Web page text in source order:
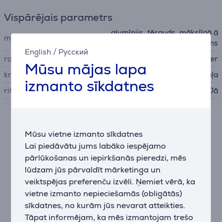
English / Русский
Mūsu mājas lapa
izmanto sīkdatnes
Mūsu vietne izmanto sīkdatnes
Lai piedāvātu jums labāko iespējamo
pārlūkošanas un iepirkšanās pieredzi, mēs
lūdzam jūs pārvaldīt mārketinga un
veiktspējas preferenču izvēli. Ņemiet vērā, ka
vietne izmanto nepieciešamās (obligātās)
sīkdatnes, no kurām jūs nevarat atteikties.
Tāpat informējam, ka mēs izmantojam trešo
Vispārējais parametrs
materiāls
alumīnijs, tērauds, mākslīgā ā
da, audums
ražotājs
Razer
krāsa
melna, zaļa
riteņi
Jā
Maksimālais komforts
Razer Enki Pro krēsls spelēm ir izstrādāts, lai
pārkāptu komforta robežas. Tā augstākās kvalitātes
Alcantara® apdare un dubulta blīvuma polsterēta
atzveltne nodrošina, ka jūs varat baudīt maksimālu
komfortu pat pēc vairāku stundu spēļu sesijām. Krēsla
dizains koncentrējas uz smalkām komforta detaļām,